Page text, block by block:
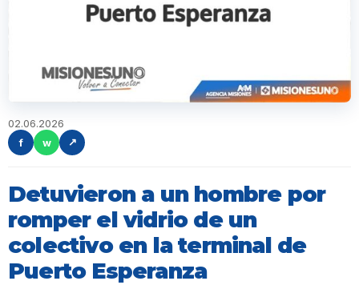
02.06.2026
f
w ↗
Detuvieron a un hombre por
romper el vidrio de un
colectivo en la terminal de
Puerto Esperanza